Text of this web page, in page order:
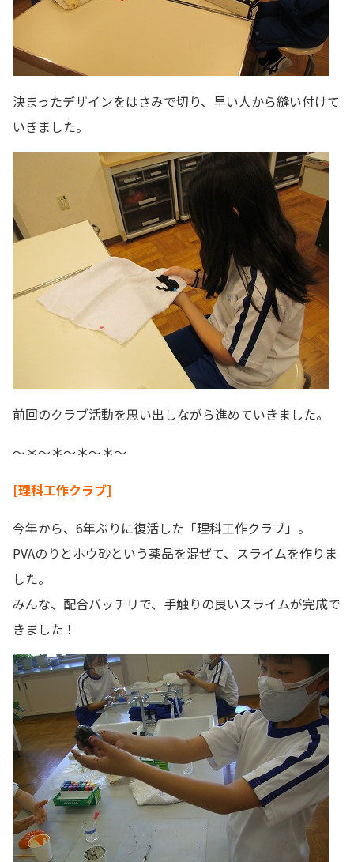
決まったデザインをはさみで切り、早い人から縫い付けて
いきました。
前回のクラブ活動を思い出しながら進めていきました。
～＊～＊～＊～＊～
[理科工作クラブ]
今年から、6年ぶりに復活した「理科工作クラブ」。
PVAのりとホウ砂という薬品を混ぜて、スライムを作りま
した。
みんな、配合バッチリで、手触りの良いスライムが完成で
きました！